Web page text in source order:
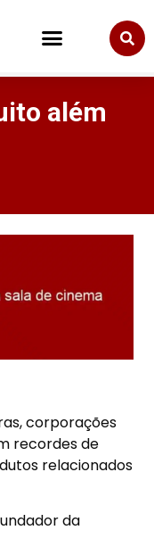
além
corporações
recordes de
relacionados
da